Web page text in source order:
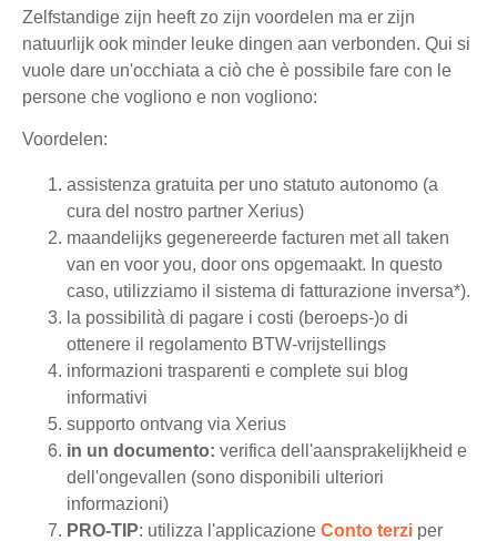
Zelfstandige zijn heeft zo zijn voordelen ma er zijn
natuurlijk ook minder leuke dingen aan verbonden. Qui si
vuole dare un'occhiata a ciò che è possibile fare con le
persone che vogliono e non vogliono:
Voordelen:
assistenza gratuita per uno statuto autonomo (a
cura del nostro partner Xerius)
maandelijks gegenereerde facturen met all taken
van en voor you, door ons opgemaakt. In questo
caso, utilizziamo il sistema di fatturazione inversa*).
la possibilità di pagare i costi (beroeps-)o di
ottenere il regolamento BTW-vrijstellings
informazioni trasparenti e complete sui blog
informativi
supporto ontvang via Xerius
in un documento: verifica dell'aansprakelijkheid e
dell'ongevallen (sono disponibili ulteriori
informazioni)
PRO-TIP: utilizza l'applicazione Conto terzi per